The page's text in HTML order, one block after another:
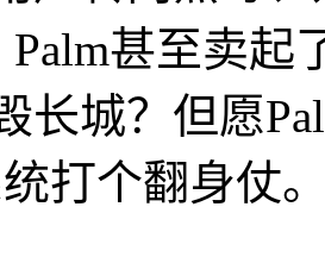
Palm甚至卖起
长城？但愿
打个翻身仗